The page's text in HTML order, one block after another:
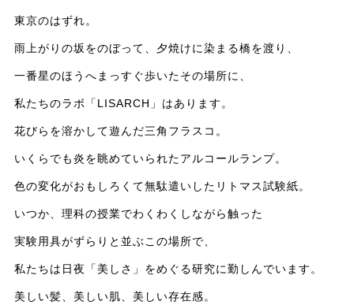
東京のはずれ。
雨上がりの坂をのぼって、夕焼けに染まる橋を渡り、
一番星のほうへまっすぐ歩いたその場所に、
私たちのラボ「LISARCH」はあります。
花びらを溶かして遊んだ三角フラスコ。
いくらでも炎を眺めていられたアルコールランプ。
色の変化がおもしろくて無駄遣いしたリトマス試験紙。
いつか、理科の授業でわくわくしながら触った
実験用具がずらりと並ぶこの場所で、
私たちは日夜「美しさ」をめぐる研究に勤しんでいます。
美しい髪、美しい肌、美しい存在感。